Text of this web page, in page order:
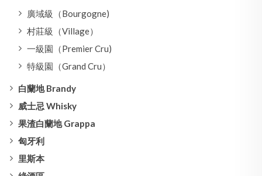
廣域級（Bourgogne)
村莊級（Village）
一級園（Premier Cru)
特級園（Grand Cru）
白蘭地 Brandy
威士忌 Whisky
果渣白蘭地 Grappa
匈牙利
里斯本